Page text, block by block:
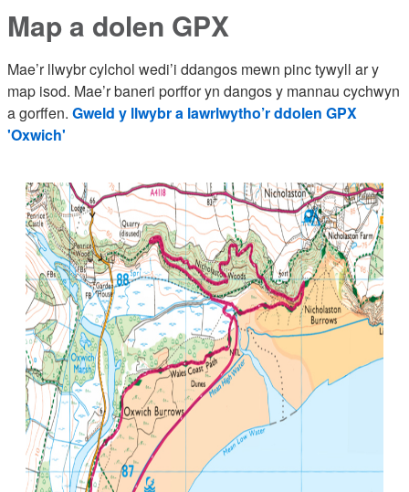
Map a dolen GPX
Mae’r llwybr cylchol wedi’i ddangos mewn pinc tywyll ar y
map isod. Mae’r baneri porffor yn dangos y mannau cychwyn
a gorffen. Gweld y llwybr a lawrlwytho’r ddolen GPX
'Oxwich'